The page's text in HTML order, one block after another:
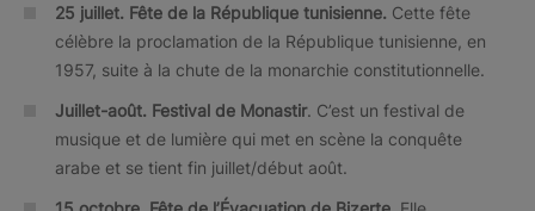
25 juillet. Fête de la République tunisienne. Cette fête
célèbre la proclamation de la République tunisienne, en
1957, suite à la chute de la monarchie constitutionnelle.
Juillet-août. Festival de Monastir. C’est un festival de
musique et de lumière qui met en scène la conquête
arabe et se tient fin juillet/début août.